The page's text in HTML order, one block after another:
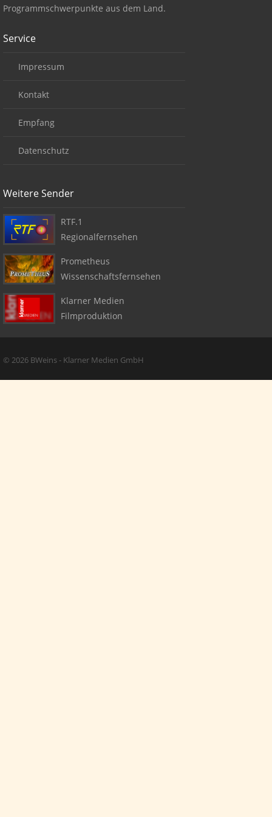
© 2026 BWeins - Klarner Medien GmbH
Programmschwerpunkte aus dem Land.
Service
Impressum
Kontakt
Empfang
Datenschutz
Weitere Sender
RTF.1
Regionalfernsehen
Prometheus
Wissenschaftsfernsehen
Klarner Medien
Filmproduktion